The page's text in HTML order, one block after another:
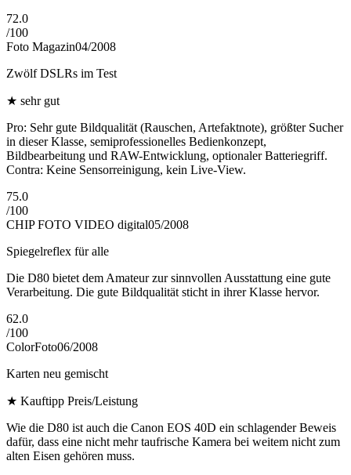
72.0
/100
Foto Magazin04/2008
Zwölf DSLRs im Test
★ sehr gut
Pro: Sehr gute Bildqualität (Rauschen, Artefaktnote), größter Sucher
in dieser Klasse, semiprofessionelles Bedienkonzept,
Bildbearbeitung und RAW-Entwicklung, optionaler Batteriegriff.
Contra: Keine Sensorreinigung, kein Live-View.
75.0
/100
CHIP FOTO VIDEO digital05/2008
Spiegelreflex für alle
Die D80 bietet dem Amateur zur sinnvollen Ausstattung eine gute
Verarbeitung. Die gute Bildqualität sticht in ihrer Klasse hervor.
62.0
/100
ColorFoto06/2008
Karten neu gemischt
★ Kauftipp Preis/Leistung
Wie die D80 ist auch die Canon EOS 40D ein schlagender Beweis
dafür, dass eine nicht mehr taufrische Kamera bei weitem nicht zum
alten Eisen gehören muss.